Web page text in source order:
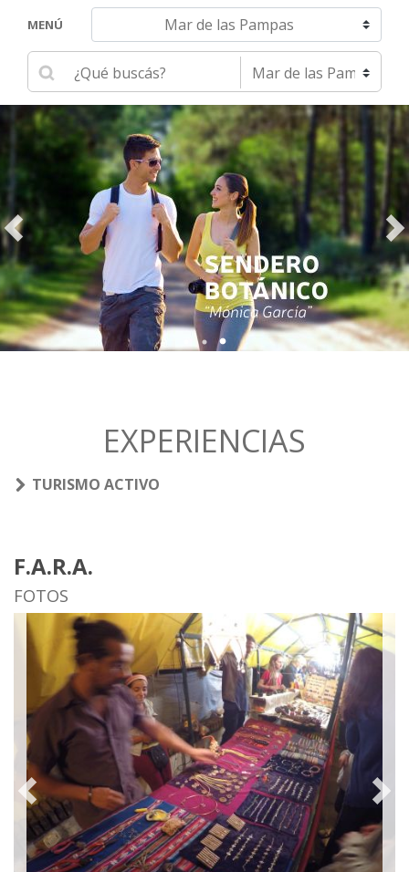
MENÚ Navegar hacia otra localidad
Ingrese su búsqueda Seleccione una localidad
EXPERIENCIAS
TURISMO ACTIVO
F.A.R.A.
FOTOS